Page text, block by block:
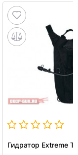
Гидратор Extreme